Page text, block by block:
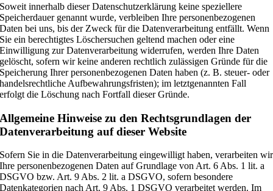
Soweit innerhalb dieser Datenschutzerklärung keine speziellere
Speicherdauer genannt wurde, verbleiben Ihre personenbezogenen
Daten bei uns, bis der Zweck für die Datenverarbeitung entfällt. Wenn
Sie ein berechtigtes Löschersuchen geltend machen oder eine
Einwilligung zur Datenverarbeitung widerrufen, werden Ihre Daten
gelöscht, sofern wir keine anderen rechtlich zulässigen Gründe für die
Speicherung Ihrer personenbezogenen Daten haben (z. B. steuer- oder
handelsrechtliche Aufbewahrungsfristen); im letztgenannten Fall
erfolgt die Löschung nach Fortfall dieser Gründe.
Allgemeine Hinweise zu den Rechtsgrundlagen der
Datenverarbeitung auf dieser Website
Sofern Sie in die Datenverarbeitung eingewilligt haben, verarbeiten wir
Ihre personenbezogenen Daten auf Grundlage von Art. 6 Abs. 1 lit. a
DSGVO bzw. Art. 9 Abs. 2 lit. a DSGVO, sofern besondere
Datenkategorien nach Art. 9 Abs. 1 DSGVO verarbeitet werden. Im